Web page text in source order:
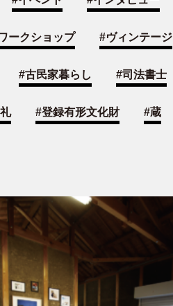
ークショップ #ヴィンテージ
#古民家暮らし #司法書士
#登録有形文化財 #蔵